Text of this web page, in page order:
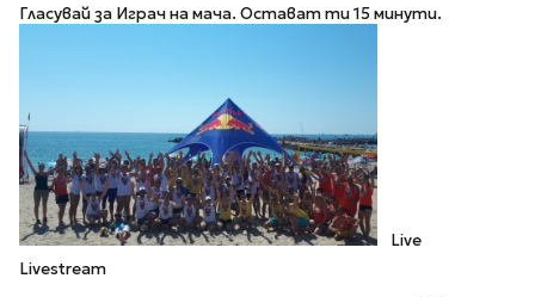
Гласувай за Играч на мача. Остават ти 15 минути.
Live
Livestream